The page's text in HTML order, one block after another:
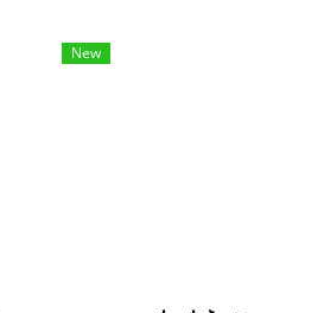
โจทย์ในการพกพาสำหรับการเดิน
New